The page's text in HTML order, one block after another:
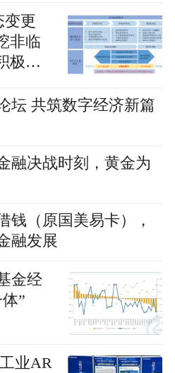
变更
非临
极强
坛 共筑数字经济新篇
融决战时刻，黄金为
钱（原国美易卡），
融发展
金经
”
业AR